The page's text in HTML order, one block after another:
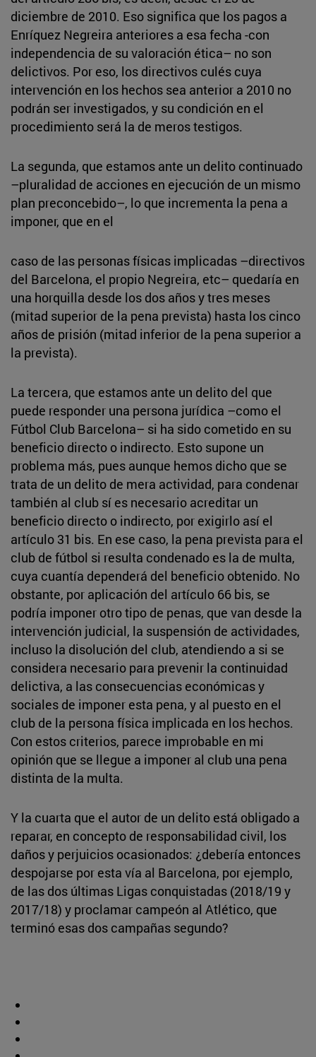
diciembre de 2010. Eso significa que los pagos a
Enríquez Negreira anteriores a esa fecha -con
independencia de su valoración ética– no son
delictivos. Por eso, los directivos culés cuya
intervención en los hechos sea anterior a 2010 no
podrán ser investigados, y su condición en el
procedimiento será la de meros testigos.
La segunda, que estamos ante un delito continuado
–pluralidad de acciones en ejecución de un mismo
plan preconcebido–, lo que incrementa la pena a
imponer, que en el
caso de las personas físicas implicadas –directivos
del Barcelona, el propio Negreira, etc– quedaría en
una horquilla desde los dos años y tres meses
(mitad superior de la pena prevista) hasta los cinco
años de prisión (mitad inferior de la pena superior a
la prevista).
La tercera, que estamos ante un delito del que
puede responder una persona jurídica –como el
Fútbol Club Barcelona– si ha sido cometido en su
beneficio directo o indirecto. Esto supone un
problema más, pues aunque hemos dicho que se
trata de un delito de mera actividad, para condenar
también al club sí es necesario acreditar un
beneficio directo o indirecto, por exigirlo así el
artículo 31 bis. En ese caso, la pena prevista para el
club de fútbol si resulta condenado es la de multa,
cuya cuantía dependerá del beneficio obtenido. No
obstante, por aplicación del artículo 66 bis, se
podría imponer otro tipo de penas, que van desde la
intervención judicial, la suspensión de actividades,
incluso la disolución del club, atendiendo a si se
considera necesario para prevenir la continuidad
delictiva, a las consecuencias económicas y
sociales de imponer esta pena, y al puesto en el
club de la persona física implicada en los hechos.
Con estos criterios, parece improbable en mi
opinión que se llegue a imponer al club una pena
distinta de la multa.
Y la cuarta que el autor de un delito está obligado a
reparar, en concepto de responsabilidad civil, los
daños y perjuicios ocasionados: ¿debería entonces
despojarse por esta vía al Barcelona, por ejemplo,
de las dos últimas Ligas conquistadas (2018/19 y
2017/18) y proclamar campeón al Atlético, que
terminó esas dos campañas segundo?